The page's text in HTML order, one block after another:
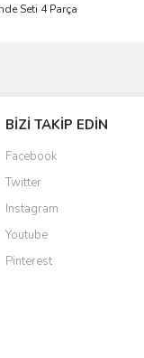
Seti 4 Parça
BİZİ TAKİP EDİN
Facebook
Twitter
Instagram
Youtube
Pinterest